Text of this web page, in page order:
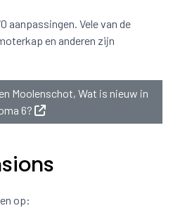
aanpassingen. Vele van de
en anderen zijn
Moolenschot, Wat is nieuw in
6?
op: